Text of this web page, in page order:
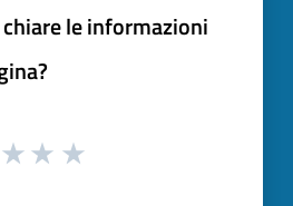
le informazioni